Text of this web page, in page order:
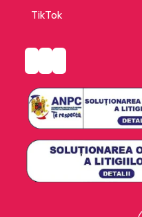
TikTok